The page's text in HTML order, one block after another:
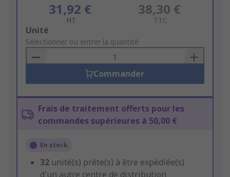
31,92 €
HT
38,30 €
TTC
Add
to
Basket
Unité
Sélectionner ou entrer la quantité
Commander
Frais de traitement offerts pour les
commandes supérieures à 50,00 €
En stock
32 unité(s) prête(s) à être expédiée(s)
d'un autre centre de distribution